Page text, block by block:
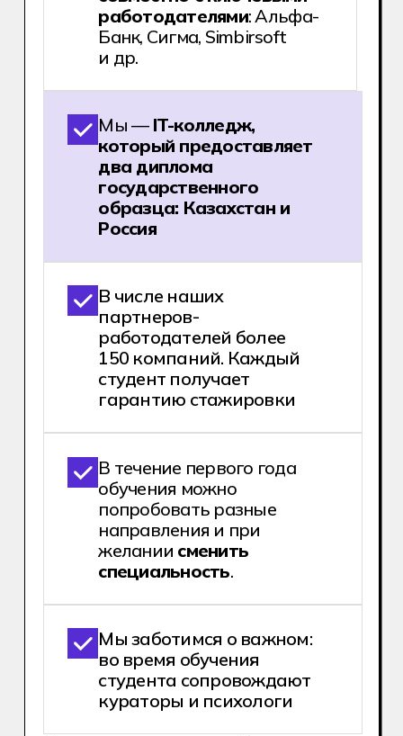
2000+ практики, что в среднем
равняется 1 году коммерческого
Освоить профессию можно поступив
в IT-колледж Хекслет после 9 или 11
класса по специальности
«Дизайн».
Хочу поступить!